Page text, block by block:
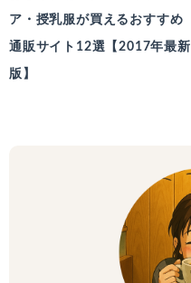
ア・授乳服が買えるおすすめ
通販サイト12選【2017年最新
版】